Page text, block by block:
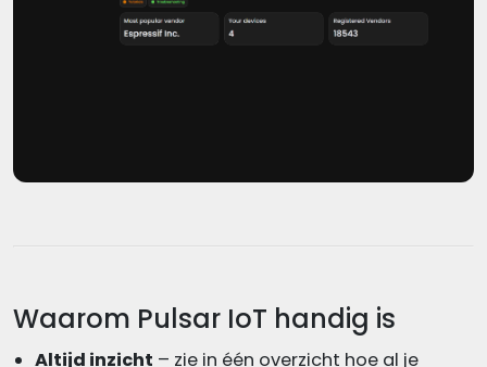
Waarom Pulsar IoT handig is
Altijd inzicht – zie in één overzicht hoe al je